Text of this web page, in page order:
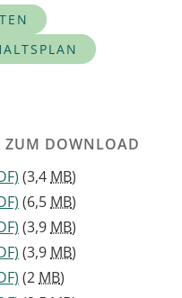
ZUM DOWNLOAD
(3,4 MB)
(6,5 MB)
(3,9 MB)
(3,9 MB)
(2 MB)